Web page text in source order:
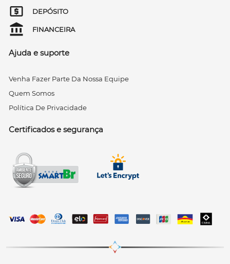
DEPÓSITO
FINANCEIRA
Ajuda e suporte
Venha Fazer Parte Da Nossa Equipe
Quem Somos
Política De Privacidade
Certificados e segurança